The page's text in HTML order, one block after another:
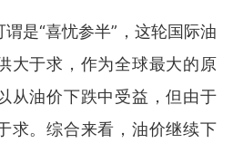
是“喜忧参半”，这轮国际油
大于求，作为全球最大的原
从油价下跌中受益，但由于
求。综合来看，油价继续下